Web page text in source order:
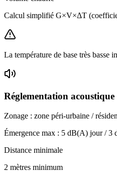
Calcul simplifié G×V×ΔT
La température de base très basse
Réglementation acoustique
Zonage : zone péri-urbaine /
Émergence max : 5 dB(A) jour /3
Distance minimale
2 mètres minimum